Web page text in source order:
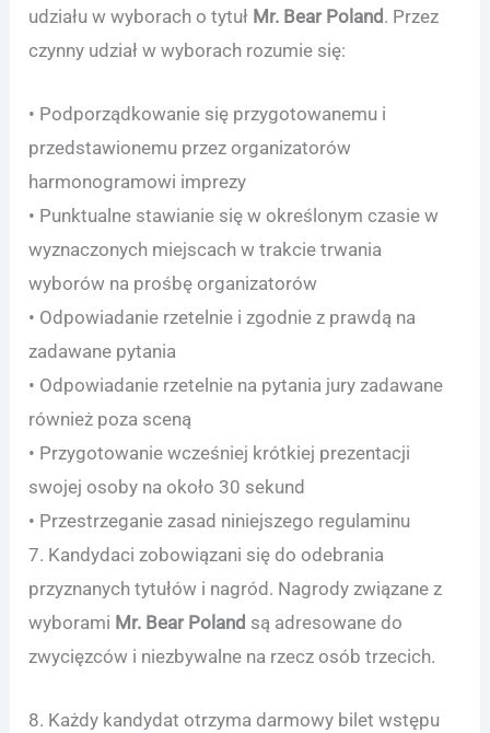
udziału w wyborach o tytuł Mr. Bear Poland. Przez
czynny udział w wyborach rozumie się:
• Podporządkowanie się przygotowanemu i
przedstawionemu przez organizatorów
harmonogramowi imprezy
• Punktualne stawianie się w określonym czasie w
wyznaczonych miejscach w trakcie trwania
wyborów na prośbę organizatorów
• Odpowiadanie rzetelnie i zgodnie z prawdą na
zadawane pytania
• Odpowiadanie rzetelnie na pytania jury zadawane
również poza sceną
• Przygotowanie wcześniej krótkiej prezentacji
swojej osoby na około 30 sekund
• Przestrzeganie zasad niniejszego regulaminu
7. Kandydaci zobowiązani się do odebrania
przyznanych tytułów i nagród. Nagrody związane z
wyborami Mr. Bear Poland są adresowane do
zwycięzców i niezbywalne na rzecz osób trzecich.
8. Każdy kandydat otrzyma darmowy bilet wstępu